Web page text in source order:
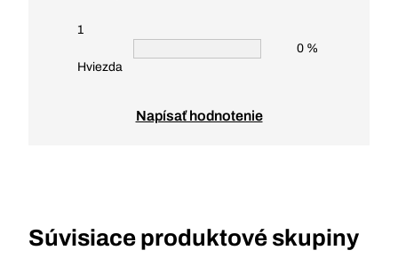
1
Hviezda
0 %
Napísať hodnotenie
Súvisiace produktové skupiny